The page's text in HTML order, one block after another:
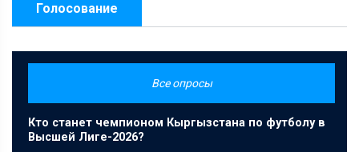
Голосование
Все опросы
Кто станет чемпионом Кыргызстана по футболу в
Высшей Лиге-2026?